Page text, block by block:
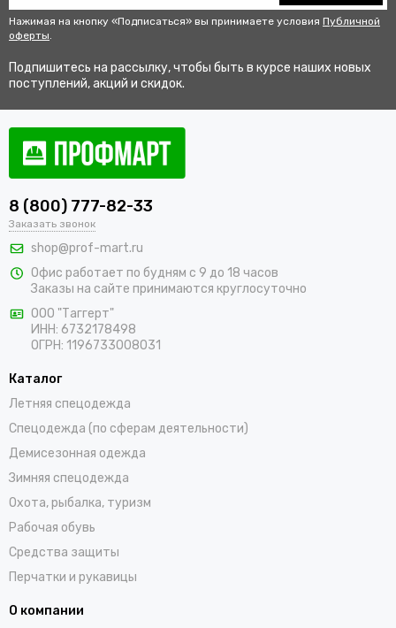
снижается риск аварии и получения травмы.
Не мешаются во время выполнения профессиональных
Соответствуют стандартам качества, так как проходят
Купить одежду сигнальную для
работников оптом и в розницу с
доставкой по Ахтубинску
В интернет-магазине «ПрофМарт» можно купить сигнальную
одежду для персонала. Мы работаем с оптовыми и
розничными покупателями. Предлагаем на выбор сигнальные
жилеты, сезонные костюмы, брюки и прочие составляющие
униформы в ярких заметных цветах. Доставка покупок,
которые оформляются на сайте, осуществляется по
Ахтубинску и остальным населенным пунктам России.
Нажимая на кнопку «Подписаться» вы принимаете условия Публичной
оферты.
Подпишитесь на рассылку, чтобы быть в курсе наших новых
поступлений, акций и скидок.
8 (800) 777-82-33
Заказать звонок
shop@prof-mart.ru
Офис работает по будням с 9 до 18 часов
Заказы на сайте принимаются круглосуточно
ООО "Таггерт"
ИНН: 6732178498
ОГРН: 1196733008031
Каталог
Летняя спецодежда
Спецодежда (по сферам деятельности)
Демисезонная одежда
Зимняя спецодежда
Охота, рыбалка, туризм
Рабочая обувь
Средства защиты
Перчатки и рукавицы
О компании